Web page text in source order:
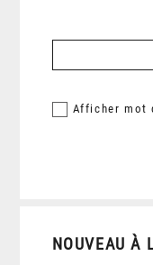
Afficher mot
NOUVEAU À